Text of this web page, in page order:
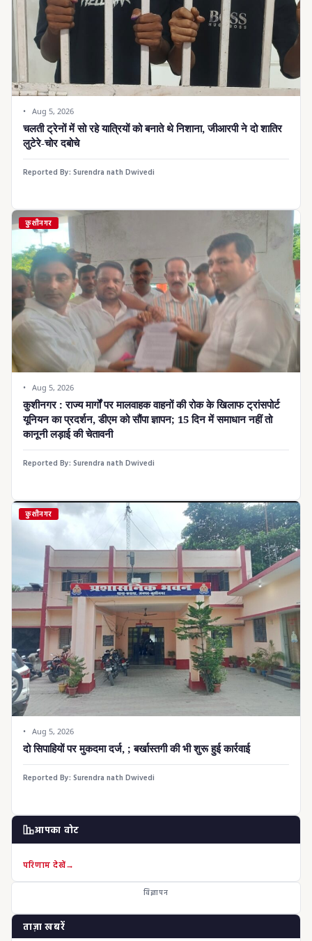
Aug 5, 2026
चलती ट्रेनों में सो रहे यात्रियों को बनाते थे निशाना, जीआरपी ने दो शातिर
लुटेरे-चोर दबोचे
Reported By: Surendra nath Dwivedi
कुशीनगर
Aug 5, 2026
कुशीनगर : राज्य मार्गों पर मालवाहक वाहनों की रोक के खिलाफ ट्रांसपोर्ट
यूनियन का प्रदर्शन, डीएम को सौंपा ज्ञापन; 15 दिन में समाधान नहीं तो
कानूनी लड़ाई की चेतावनी
Reported By: Surendra nath Dwivedi
कुशीनगर
Aug 5, 2026
दो सिपाहियों पर मुकदमा दर्ज, ; बर्खास्तगी की भी शुरू हुई कार्रवाई
Reported By: Surendra nath Dwivedi
आपका वोट
परिणाम देखें
विज्ञापन
ताज़ा खबरें